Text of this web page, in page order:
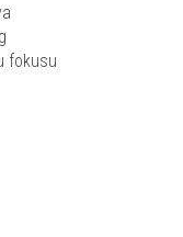
fokusu